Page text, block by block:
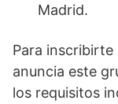
Madrid.
Para inscribirte
anuncia este
los requisitos